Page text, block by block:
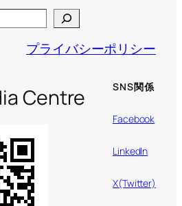
プライバシーポリシー
Centre SNS関係
Facebook
LinkedIn
X(Twitter)